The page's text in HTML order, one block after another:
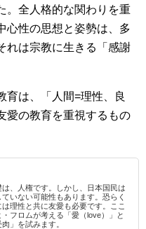
。全人格的な関わりを重
心性の思想と姿勢は、多
れは宗教に生きる「感謝
育は、「人間=理性、良
愛の教育を重視するもの
、人権です。しかし、日本国民は
いない可能性もあります。恐らく
理性と共に友愛も必要です。ここ
フロムが考える「愛（love）」と
」を試みます。